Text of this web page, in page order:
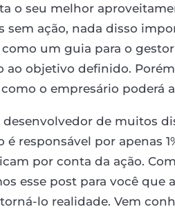
o seu melhor
sem ação, nada disso
um guia para o
objetivo definido.
o empresário poderá
de muitos
responsável por apenas
por conta da ação.
esse post para você que
lo realidade. Vem